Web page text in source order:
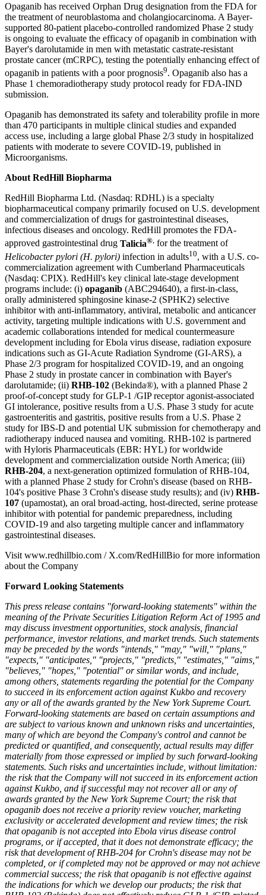
Opaganib has received Orphan Drug designation from the FDA for
the treatment of neuroblastoma and cholangiocarcinoma. A Bayer-
supported 80-patient placebo-controlled randomized Phase 2 study
is ongoing to evaluate the efficacy of opaganib in combination with
Bayer's darolutamide in men with metastatic castrate-resistant
prostate cancer (mCRPC), testing the potentially enhancing effect of
opaganib in patients with a poor prognosis9. Opaganib also has a
Phase 1 chemoradiotherapy study protocol ready for FDA-IND
submission.
Opaganib has demonstrated its safety and tolerability profile in more
than 470 participants in multiple clinical studies and expanded
access use, including a large global Phase 2/3 study in hospitalized
patients with moderate to severe COVID-19, published in
Microorganisms.
About RedHill Biopharma
RedHill Biopharma Ltd. (Nasdaq: RDHL) is a specialty
biopharmaceutical company primarily focused on U.S. development
and commercialization of drugs for gastrointestinal diseases,
infectious diseases and oncology. RedHill promotes the FDA-
approved gastrointestinal drug Talicia®, for the treatment of
Helicobacter pylori (H. pylori) infection in adults10, with a U.S. co-
commercialization agreement with Cumberland Pharmaceuticals
(Nasdaq: CPIX). RedHill's key clinical late-stage development
programs include: (i) opaganib (ABC294640), a first-in-class,
orally administered sphingosine kinase-2 (SPHK2) selective
inhibitor with anti-inflammatory, antiviral, metabolic and anticancer
activity, targeting multiple indications with U.S. government and
academic collaborations intended for medical countermeasure
development including for Ebola virus disease, radiation exposure
indications such as GI-Acute Radiation Syndrome (GI-ARS), a
Phase 2/3 program for hospitalized COVID-19, and an ongoing
Phase 2 study in prostate cancer in combination with Bayer's
darolutamide; (ii) RHB-102 (Bekinda®), with a planned Phase 2
proof-of-concept study for GLP-1 /GIP receptor agonist-associated
GI intolerance, positive results from a U.S. Phase 3 study for acute
gastroenteritis and gastritis, positive results from a U.S. Phase 2
study for IBS-D and potential UK submission for chemotherapy and
radiotherapy induced nausea and vomiting. RHB-102 is partnered
with Hyloris Pharmaceuticals (EBR: HYL) for worldwide
development and commercialization outside North America; (iii)
RHB-204, a next-generation optimized formulation of RHB-104,
with a planned Phase 2 study for Crohn's disease (based on RHB-
104's positive Phase 3 Crohn's disease study results); and (iv) RHB-
107 (upamostat), an oral broad-acting, host-directed, serine protease
inhibitor with potential for pandemic preparedness, including
COVID-19 and also targeting multiple cancer and inflammatory
gastrointestinal diseases.
Visit www.redhillbio.com / X.com/RedHillBio for more information
about the Company
Forward Looking Statements
This press release contains "forward-looking statements" within the
meaning of the Private Securities Litigation Reform Act of 1995 and
may discuss investment opportunities, stock analysis, financial
performance, investor relations, and market trends. Such statements
may be preceded by the words "intends," "may," "will," "plans,"
"expects," "anticipates," "projects," "predicts," "estimates," "aims,"
"believes," "hopes," "potential" or similar words, and include,
among others, statements regarding the potential for the Company
to succeed in its enforcement action against Kukbo and recovery
any or all of the awards granted by the New York Supreme Court.
Forward-looking statements are based on certain assumptions and
are subject to various known and unknown risks and uncertainties,
many of which are beyond the Company's control and cannot be
predicted or quantified, and consequently, actual results may differ
materially from those expressed or implied by such forward-looking
statements. Such risks and uncertainties include, without limitation:
the risk that the Company will not succeed in its enforcement action
against Kukbo, and if successful may not recover all or any of
awards granted by the New York Supreme Court; the risk that
opaganib does not receive a priority review voucher, marketing
exclusivity or accelerated development and review times; the risk
that opaganib is not accepted into Ebola virus disease control
programs, or if accepted, that it does not demonstrate efficacy; the
risk that development of RHB-204 for Crohn's disease may not be
completed, or if completed may not be approved or may not achieve
commercial success; the risk that opaganib is not effective against
the indications for which we develop our products; the risk that